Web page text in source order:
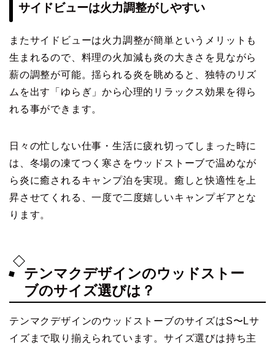
サイドビューは火力調整がしやすい
またサイドビューは火力調整が簡単というメリットも
生まれるので、料理の火加減も炎の大きさを見ながら
薪の調整が可能。揺られる炎を眺めると、独特のリズ
ムを出す「ゆらぎ」から心理的リラックス効果を得ら
れる事ができます。
日々の忙しない仕事・生活に疲れ切ってしまった時に
は、冬場の凍てつく寒さをウッドストーブで温めなが
ら炎に癒されるキャンプ泊を実現。癒しと快適性を上
昇させてくれる、一度で二度嬉しいキャンプギアとな
ります。
テンマクデザインのウッドストー
ブのサイズ選びは？
テンマクデザインのウッドストーブのサイズはS〜Lサ
イズまで取り揃えられています。サイズ選びは持ち主